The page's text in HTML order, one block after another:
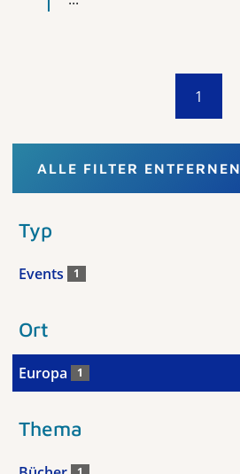
1
ALLE FILTER ENTFERNEN
Typ
Events 1
Ort
Europa 1
Thema